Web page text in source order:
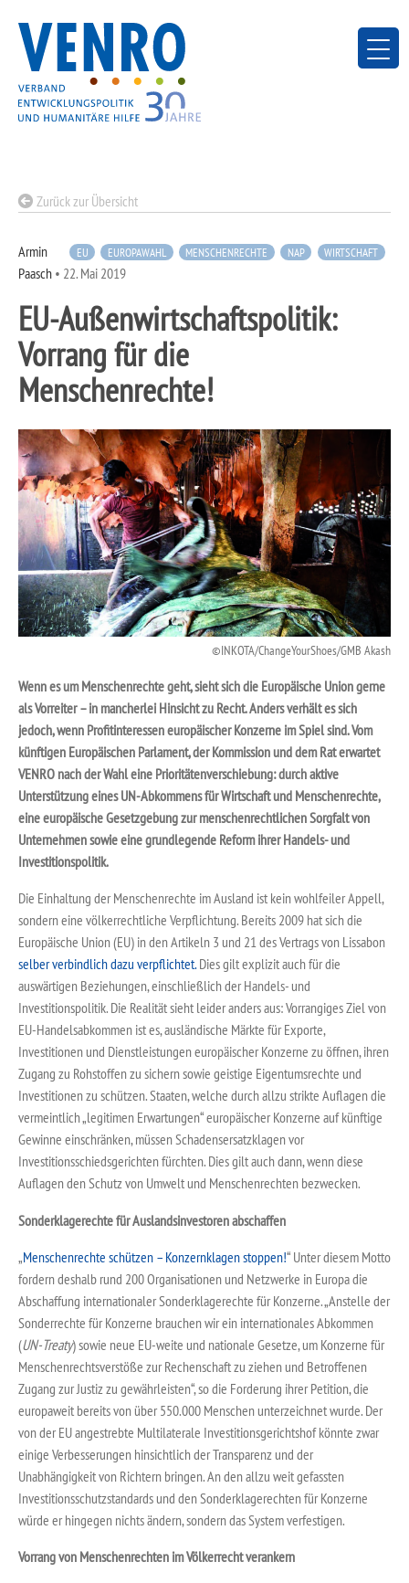
content
Zurück zur Übersicht
EU EUROPAWAHL MENSCHENRECHTE NAP WIRTSCHAFT
Armin
Paasch • 22. Mai 2019
EU-Außenwirtschaftspolitik:
Vorrang für die
Menschenrechte!
INKOTA/ChangeYourShoes/GMB Akash
Wenn es um Menschenrechte geht, sieht sich die Europäische Union gerne
als Vorreiter – in mancherlei Hinsicht zu Recht. Anders verhält es sich
jedoch, wenn Profitinteressen europäischer Konzerne im Spiel sind. Vom
künftigen Europäischen Parlament, der Kommission und dem Rat erwartet
VENRO nach der Wahl eine Prioritätenverschiebung: durch aktive
Unterstützung eines UN-Abkommens für Wirtschaft und Menschenrechte,
eine europäische Gesetzgebung zur menschenrechtlichen Sorgfalt von
Unternehmen sowie eine grundlegende Reform ihrer Handels- und
Investitionspolitik.
Die Einhaltung der Menschenrechte im Ausland ist kein wohlfeiler Appell,
sondern eine völkerrechtliche Verpflichtung. Bereits 2009 hat sich die
Europäische Union (EU) in den Artikeln 3 und 21 des Vertrags von Lissabon
selber verbindlich dazu verpflichtet.Dies gilt explizit auch für die
auswärtigen Beziehungen, einschließlich der Handels- und
Investitionspolitik. Die Realität sieht leider anders aus: Vorrangiges Ziel von
EU-Handelsabkommen ist es, ausländische Märkte für Exporte,
Investitionen und Dienstleistungen europäischer Konzerne zu öffnen, ihren
Zugang zu Rohstoffen zu sichern sowie geistige Eigentumsrechte und
Investitionen zu schützen. Staaten, welche durch allzu strikte Auflagen die
vermeintlich „legitimen Erwartungen“ europäischer Konzerne auf künftige
Gewinne einschränken, müssen Schadensersatzklagen vor
Investitionsschiedsgerichten fürchten. Dies gilt auch dann, wenn diese
Auflagen den Schutz von Umwelt und Menschenrechten bezwecken.
Sonderklagerechte für Auslandsinvestoren abschaffen
„Menschenrechte schützen – Konzernklagen stoppen!“ Unter diesem Motto
fordern deshalb rund 200 Organisationen und Netzwerke in Europa die
Abschaffung internationaler Sonderklagerechte für Konzerne. „Anstelle der
Sonderrechte für Konzerne brauchen wir ein internationales Abkommen
(UN-Treaty) sowie neue EU-weite und nationale Gesetze, um Konzerne für
Menschenrechtsverstöße zur Rechenschaft zu ziehen und Betroffenen
Zugang zur Justiz zu gewährleisten“, so die Forderung ihrer Petition, die
europaweit bereits von über 550.000 Menschen unterzeichnet wurde. Der
von der EU angestrebte Multilaterale Investitionsgerichtshof könnte zwar
einige Verbesserungen hinsichtlich der Transparenz und der
Unabhängigkeit von Richtern bringen. An den allzu weit gefassten
Investitionsschutzstandards und den Sonderklagerechten für Konzerne
würde er hingegen nichts ändern, sondern das System verfestigen.
Vorrang von Menschenrechten im Völkerrecht verankern